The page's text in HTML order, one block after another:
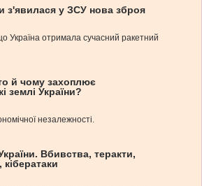
з'явилася у ЗСУ нова зброя
Україна отримала сучасний ракетний
й чому захоплює
землі України?
незалежності.
Вбивства, теракти,
кібератаки